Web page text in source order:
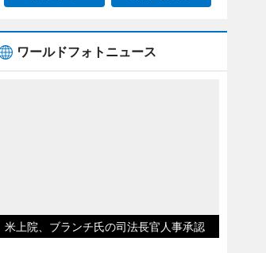
ワールドフォトニュース
米上院、ブランチ氏の司法長官人事承認